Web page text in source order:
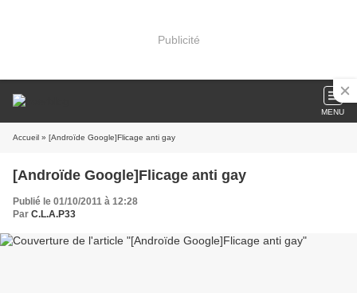
Publicité
MENU
Accueil » [Androïde Google]Flicage anti gay
[Androïde Google]Flicage anti gay
Publié le 01/10/2011 à 12:28
Par C.L.A.P33